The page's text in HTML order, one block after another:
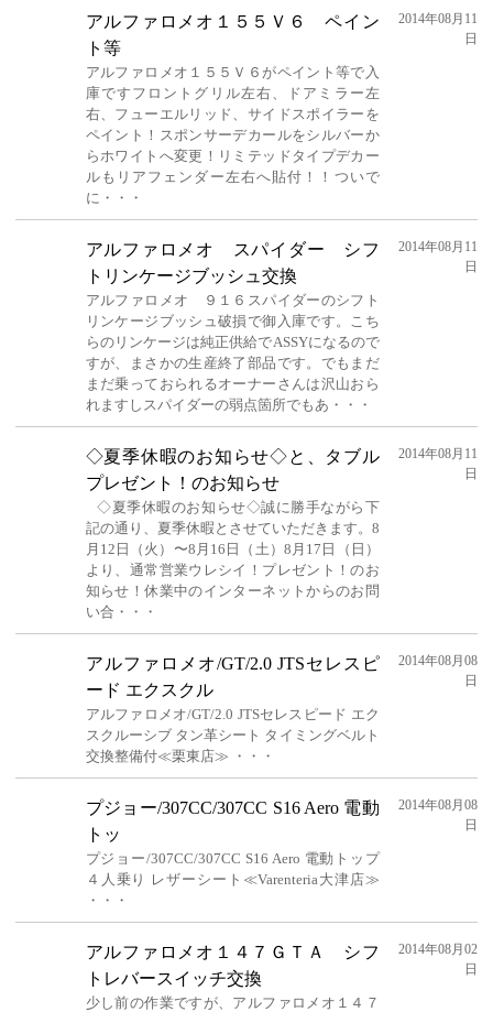
アルファロメオ１５５Ｖ６ ペイン
ト等
アルファロメオ１５５Ｖ６がペイント等で入
庫ですフロントグリル左右、ドアミラー左
右、フューエルリッド、サイドスポイラーを
ペイント！スポンサーデカールをシルバーか
らホワイトへ変更！リミテッドタイプデカー
ルもリアフェンダー左右へ貼付！！ついで
に・・・
2014年08月11
日
アルファロメオ スパイダー シフ
トリンケージブッシュ交換
アルファロメオ ９１６スパイダーのシフト
リンケージブッシュ破損で御入庫です。こち
らのリンケージは純正供給でASSYになるので
すが、まさかの生産終了部品です。でもまだ
まだ乗っておられるオーナーさんは沢山おら
れますしスパイダーの弱点箇所でもあ・・・
2014年08月11
日
◇夏季休暇のお知らせ◇と、タブル
プレゼント！のお知らせ
◇夏季休暇のお知らせ◇誠に勝手ながら下
記の通り、夏季休暇とさせていただきます。8
月12日（火）〜8月16日（土）8月17日（日）
より、通常営業ウレシイ！プレゼント！のお
知らせ！休業中のインターネットからのお問
い合・・・
2014年08月11
日
アルファロメオ/GT/2.0 JTSセレスピ
ード エクスクル
アルファロメオ/GT/2.0 JTSセレスピード エク
スクルーシブ タン革シート タイミングベルト
交換整備付≪栗東店≫ ・・・
2014年08月08
日
プジョー/307CC/307CC S16 Aero 電動
トッ
プジョー/307CC/307CC S16 Aero 電動トップ
４人乗り レザーシート≪Varenteria大津店≫
・・・
2014年08月08
日
アルファロメオ１４７ＧＴＡ シフ
トレバースイッチ交換
少し前の作業ですが、アルファロメオ１４７
2014年08月02
日